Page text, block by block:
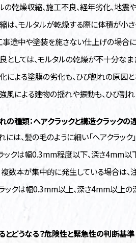
の乾燥収縮、施工不良、経年劣化、地
は、モルタルが乾燥する際に体積が小さ
事途中や塗装を施さない仕上げの場合に
としては、モルタルの乾燥が不十分な
による塗膜の劣化も、ひび割れの原因と
風による建物の揺れや振動も、ひび割
の種類：ヘアクラックと構造クラックの
には、髪の毛のように細い「ヘアクラック
ックは幅0.3mm程度以下、深さ4mm以
複数本が集中的に発生している場合は、
ックは幅0.3mm以上、深さ4mm以上
とどうなる？危険性と緊急性の判断基準